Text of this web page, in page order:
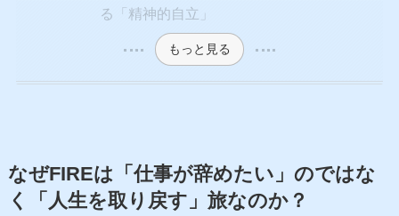
る「精神的自立」
もっと見る
なぜFIREは「仕事が辞めたい」のではな
く「人生を取り戻す」旅なのか？